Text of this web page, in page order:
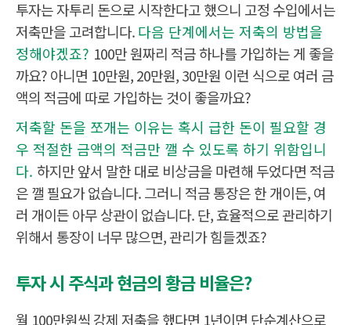
투자는 자투리 돈으로 시작한다고 했으니 고정 수입에서는
저축만을 고려합니다.다음 단계에서는 저축의 방법을
정해야겠죠? 100만 원짜리 적금 하나를 가입하는 게 좋을
까요? 아니면 10만원, 20만원, 30만원 이런 식으로 여러 금
액의 적금에 따로 가입하는 것이 좋을까요?
저축할 돈을 쪼개는 이유는 혹시 급한 돈이 필요할 경
우 적절한 금액의 적금만 깰 수 있도록 하기 위함입니
다. 하지만 앞서 말한 대로 비상금을 마련해 두었다면 적금
은 깰 필요가 없습니다. 그러니 적금 통장은 한 개이든, 여
러 개이든 아무 상관이 없습니다. 단, 효율적으로 관리하기
위해서 통장이 너무 많으면, 관리가 힘들겠죠?
투자 시 주식과 현금의 황금 비율은?
월 100만원씩 강제 저축을 했다면 1년이면 단순계산으로